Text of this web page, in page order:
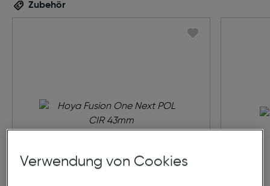
Zubehör
Verwendung von Cookies